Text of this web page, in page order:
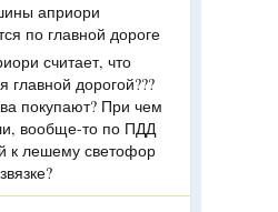
априори
по главной дороге
считает, что
главной дорогой???
покупают? При чем
вообще-то по ПДД
к лешему светофор